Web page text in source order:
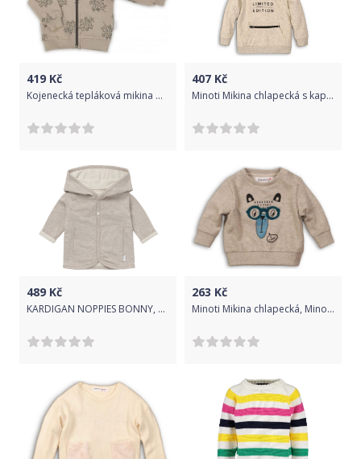
419 Kč
Kojenecká tepláková mikina Nicol Ella béžová, Béžová, 86 (12-18m)
407 Kč
Minoti Mikina chlapecká s kapucí, Minoti, LIMIT 13, béžová
489 Kč
KARDIGAN NOPPIES BONNY, BÉŽOVÝ Velikost: 50
263 Kč
Minoti Mikina chlapecká, Minoti, ADVENTURE 5, béžová - 86/92